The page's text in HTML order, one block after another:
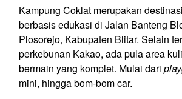
Kampung Coklat merupakan
berbasis edukasi di Jalan Banteng
Plosorejo, Kabupaten Blitar. Selain
perkebunan Kakao, ada pula area
bermain yang komplet. Mulai dari
mini, hingga bom-bom car.